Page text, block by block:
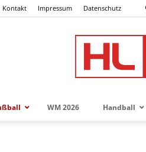
Kontakt Impressum Datenschutz
WM 2026 Handball